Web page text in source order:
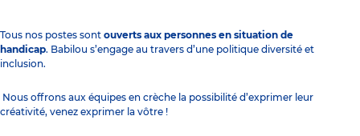
Tous nos postes sont ouverts aux personnes en situation de
handicap. Babilou s’engage au travers d’une politique diversité et
inclusion.
Nous offrons aux équipes en crèche la possibilité d’exprimer leur
créativité, venez exprimer la vôtre !